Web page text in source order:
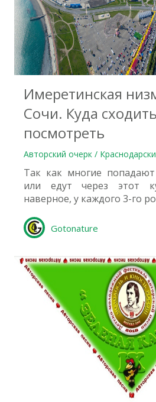
Имеретинская
Сочи. Куда
посмотреть
Авторский очерк /
Так как многие
или едут через этот
наверное, у каждого 3-го
Gotonature